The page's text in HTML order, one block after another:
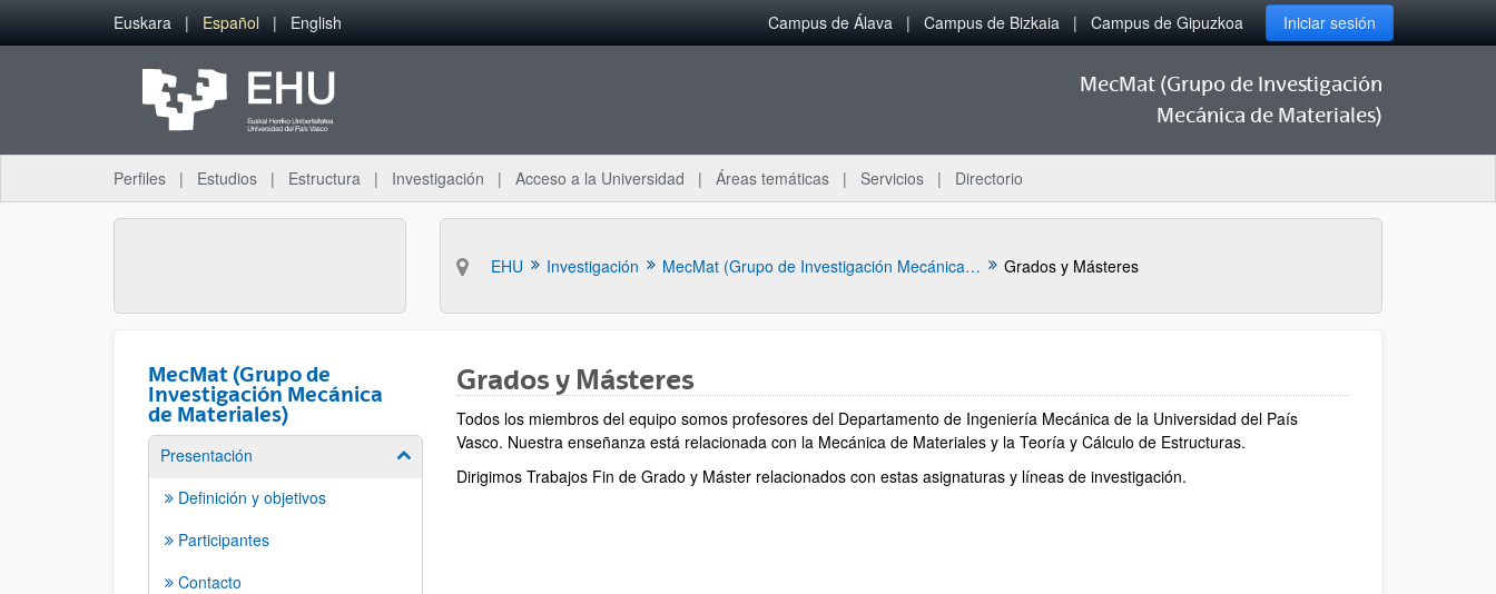
Saltar al contenido principal
Euskara Español English Campus de Álava Campus de Bizkaia Campus de Gipuzkoa Iniciar sesión
MecMat (Grupo de Investigación
Mecánica de Materiales)
Perfiles Estudios Estructura Investigación Acceso a la Universidad Áreas temáticas Servicios Directorio
EHU Investigación MecMat (Grupo de Investigación Mecánica de Materiales) Grados y Másteres
MecMat (Grupo de
Investigación Mecánica
de Materiales)
Presentación Mostrar/ocultar subpáginas
Definición y objetivos
Participantes
Contacto
Grados y Másteres
Todos los miembros del equipo somos profesores del Departamento de Ingeniería Mecánica de la Universidad del País
Vasco. Nuestra enseñanza está relacionada con la Mecánica de Materiales y la Teoría y Cálculo de Estructuras.
Dirigimos Trabajos Fin de Grado y Máster relacionados con estas asignaturas y líneas de investigación.